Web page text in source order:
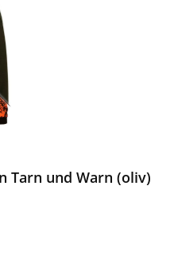
Tarn und Warn (oliv)